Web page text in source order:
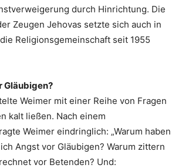
durch Hinrichtung. Die
Zeugen Jehovas setzte sich auch in
Religionsgemeinschaft seit 1955
Gläubigen?
Weimer mit einer Reihe von Fragen
kalt ließen. Nach einem
Weimer eindringlich: „Warum haben
Angst vor Gläubigen? Warum zittern
vor Betenden? Und: